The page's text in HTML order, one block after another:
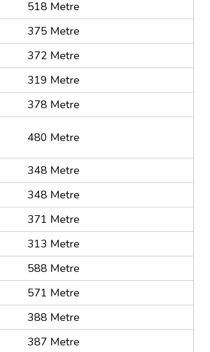
518 Metre
375 Metre
372 Metre
319 Metre
378 Metre
480 Metre
348 Metre
348 Metre
371 Metre
313 Metre
588 Metre
571 Metre
388 Metre
387 Metre